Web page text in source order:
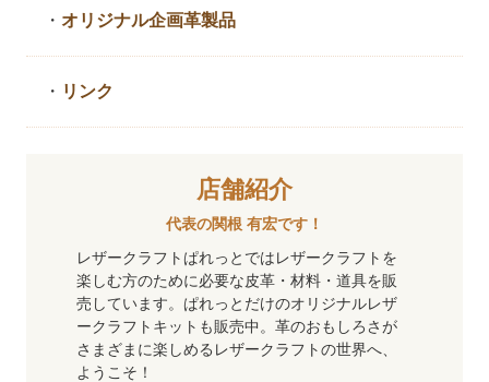
・ オリジナル企画革製品
・ リンク
店舗紹介
代表の関根 有宏です！
レザークラフトぱれっとではレザークラフトを
楽しむ方のために必要な皮革・材料・道具を販
売しています。ぱれっとだけのオリジナルレザ
ークラフトキットも販売中。革のおもしろさが
さまざまに楽しめるレザークラフトの世界へ、
ようこそ！